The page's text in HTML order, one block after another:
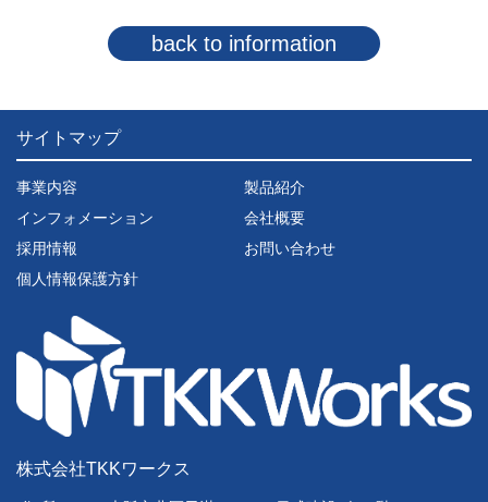
back to information
サイトマップ
事業内容
製品紹介
インフォメーション
会社概要
採用情報
お問い合わせ
個人情報保護方針
株式会社TKKワークス